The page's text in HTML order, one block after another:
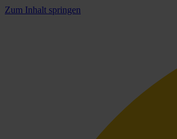
Zum Inhalt springen